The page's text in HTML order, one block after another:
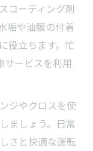
コーティング剤
垢や油膜の付着
役立ちます。忙
サービスを利用
ジやクロスを使
ましょう。日常
さと快適な運転